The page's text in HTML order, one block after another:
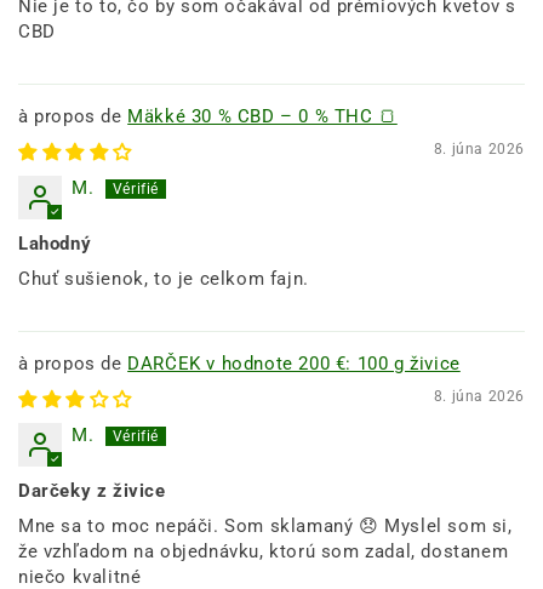
Nie je to to, čo by som očakával od prémiových kvetov s
CBD
Mäkké 30 % CBD – 0 % THC 🍞
8. júna 2026
M.
Lahodný
Chuť sušienok, to je celkom fajn.
DARČEK v hodnote 200 €: 100 g živice
8. júna 2026
M.
Darčeky z živice
Mne sa to moc nepáči. Som sklamaný 😞 Myslel som si,
že vzhľadom na objednávku, ktorú som zadal, dostanem
niečo kvalitné